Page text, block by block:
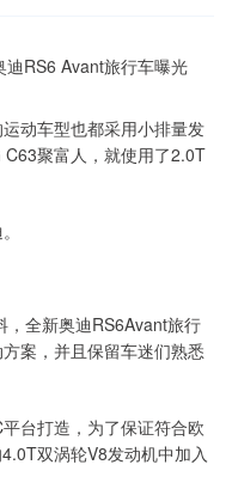
动车型也都采用小排量发
聚富人，就使用了2.0T
全新奥迪RS6Avant旅行
案，并且保留车迷们熟悉
台打造，为了保证符合欧
双涡轮V8发动机中加入